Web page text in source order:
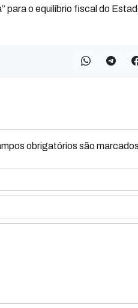
para o equilíbrio fiscal do
obrigatórios são